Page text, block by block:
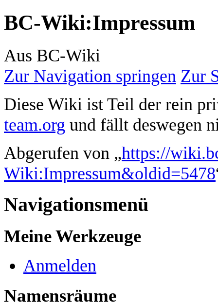
BC-Wiki:Impressum
Aus BC-Wiki
Zur Navigation springen Zur
Diese Wiki ist Teil der rein
team.org und fällt deswegen
Abgerufen von „https://
Wiki:Impressum&oldid=5478
Navigationsmenü
Meine Werkzeuge
Anmelden
Namensräume